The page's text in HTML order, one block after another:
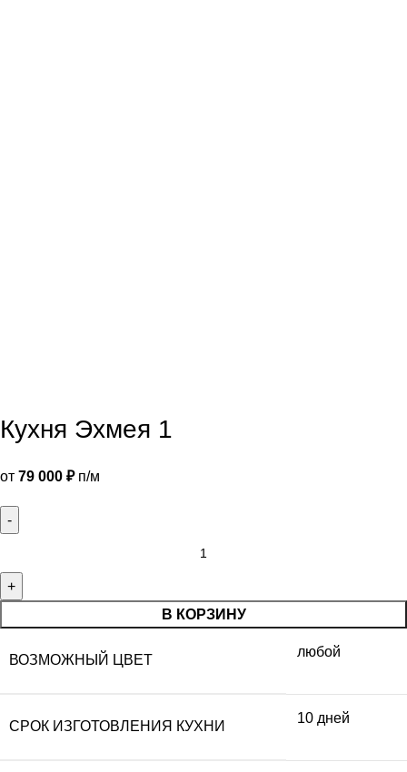
Кухня Эхмея 1
от 79 000 ₽п/м
В КОРЗИНУ
ВОЗМОЖНЫЙ ЦВЕТ
любой
СРОК ИЗГОТОВЛЕНИЯ КУХНИ
10 дней